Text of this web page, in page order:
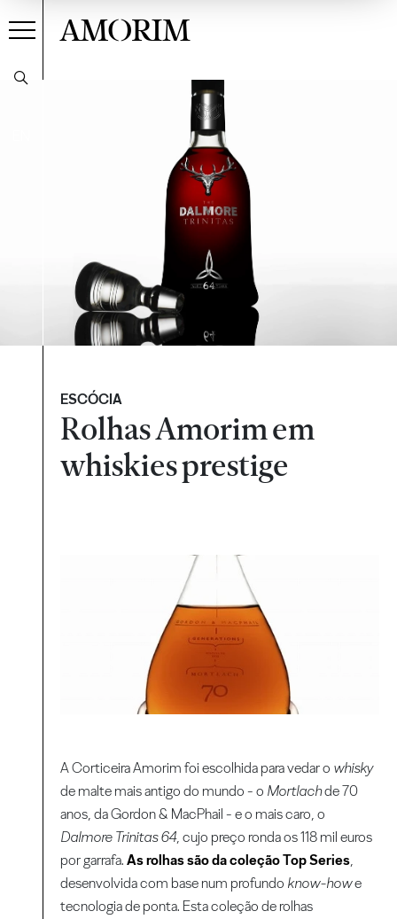
AMORIM
ESCÓCIA
Rolhas Amorim em
whiskies prestige
A Corticeira Amorim foi escolhida para vedar o whisky
de malte mais antigo do mundo - o Mortlachde 70
anos, da Gordon & MacPhail - e o mais caro, o
Dalmore Trinitas 64, cujo preço ronda os 118 mil euros
por garrafa.As rolhas são da coleção Top Series,
desenvolvida com base num profundo know-howe
tecnologia de ponta. Esta coleção de rolhas